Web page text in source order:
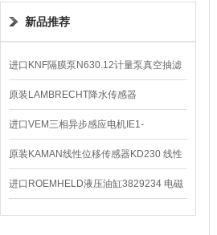
新品推荐
进口KNF隔膜泵N630.12计量泵真空抽滤
泵价格
原装LAMBRECHT降水传感器
00.14575.20气象仪
进口VEM三相异步感应电机IE1-
K21R80G4马达
原装KAMAN线性位移传感器KD230 线性
编码器
进口ROEMHELD液压油缸3829234 电磁
阀定位器